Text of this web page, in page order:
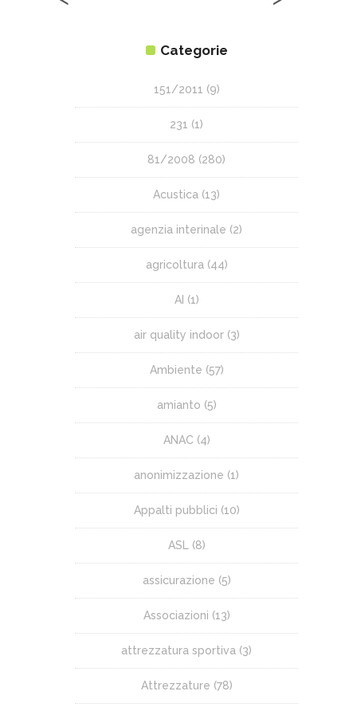
Categorie
151/2011 (9)
231 (1)
81/2008 (280)
Acustica (13)
agenzia interinale (2)
agricoltura (44)
AI (1)
air quality indoor(3)
Ambiente (57)
amianto (5)
ANAC (4)
anonimizzazione (1)
Appalti pubblici (10)
ASL (8)
assicurazione (5)
Associazioni (13)
attrezzatura sportiva (3)
Attrezzature (78)